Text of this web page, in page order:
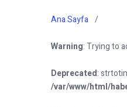
Ana Sayfa
Warning: Trying to
Deprecated:
/var/www/html/